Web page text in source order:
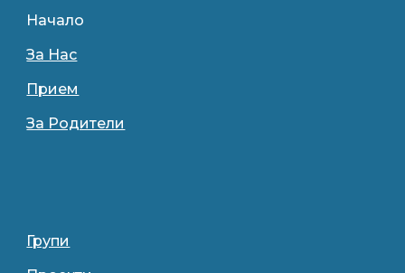
Начало
За Нас
Прием
За Родители
Групи